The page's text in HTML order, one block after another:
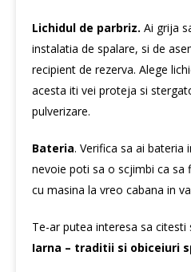
Lichidul de parbriz. Ai grija
instalatia de spalare, si de
recipient de rezerva. Alege
acesta iti vei proteja si
pulverizare.
Bateria. Verifica sa ai bateria
nevoie poti sa o scjimbi ca sa
cu masina la vreo cabana in
Te-ar putea interesa sa citesti
Iarna – traditii si obiceiuri